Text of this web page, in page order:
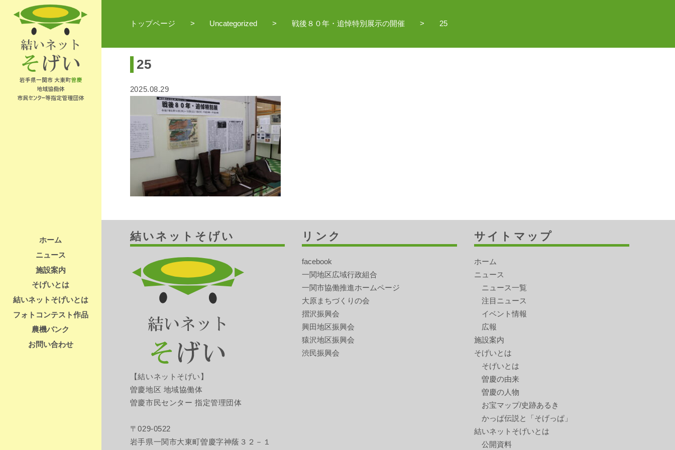
ホーム
ニュース
施設案内
そげいとは
結いネットそげいとは
フォトコンテスト作品
農機バンク
お問い合わせ
トップページ Uncategorized 戦後８０年・追悼特別展示の開催 25
25
2025.08.29
結いネットそげい
【結いネットそげい】
曽慶地区 地域協働体
曽慶市民センター 指定管理団体
〒029-0522
岩手県一関市大東町曽慶字神蔭３２－１
リンク
facebook
一関地区広域行政組合
一関市協働推進ホームページ
大原まちづくりの会
摺沢振興会
興田地区振興会
猿沢地区振興会
渋民振興会
サイトマップ
ホーム
ニュース
ニュース一覧
注目ニュース
イベント情報
広報
施設案内
そげいとは
そげいとは
曽慶の由来
曽慶の人物
お宝マップ/史跡あるき
かっぱ伝説と「そげっぱ」
結いネットそげいとは
公開資料